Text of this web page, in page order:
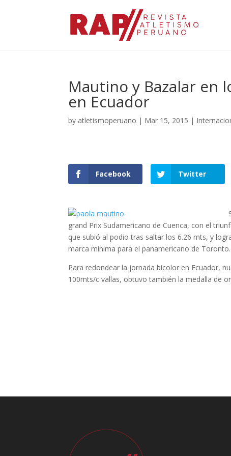
Mautino y Bazalar en
en Ecuador
by atletismoperuano | Mar 15, 2015 |
Facebook Twitter
grand Prix Sudamericano de Cuenca, con el
que subió al podio tras saltar los 6.26 mts, y
marca mínima para el panamericano de Toronto.
Para redondear la jornada bicolor en Ecuador,
100mts/c vallas, obtuvo también la medalla de